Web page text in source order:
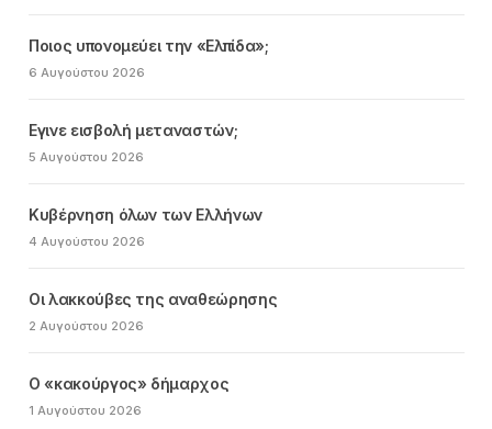
Ποιος υπονομεύει την «Ελπίδα»;
6 Αυγούστου 2026
Εγινε εισβολή μεταναστών;
5 Αυγούστου 2026
Κυβέρνηση όλων των Ελλήνων
4 Αυγούστου 2026
Οι λακκούβες της αναθεώρησης
2 Αυγούστου 2026
Ο «κακούργος» δήμαρχος
1 Αυγούστου 2026